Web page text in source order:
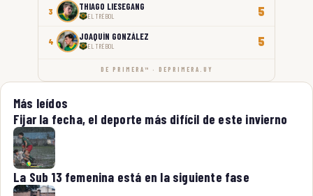
3 THIAGO LIESEGANG
EL TRÉBOL 5
4 JOAQUÍN GONZÁLEZ
EL TRÉBOL 5
DE PRIMERA™ · DEPRIMERA.UY
Más leídos
Fijar la fecha, el deporte más difícil de este invierno
La Sub 13 femenina está en la siguiente fase